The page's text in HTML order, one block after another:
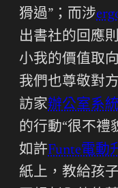
猾過”；而涉
出書社的回應
小我的價值取向
我們也尊敬對
訪家辦公室系
的行動“很不禮
如許Funte電動
紙上，教給孩